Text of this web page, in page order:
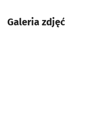
Galeria zdjęć